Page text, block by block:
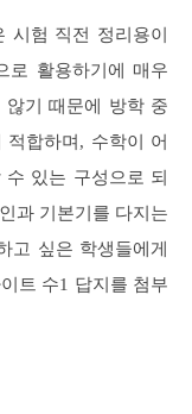
시험 직전 정리용이
로 활용하기에 매우
않기 때문에 방학 중
합하며, 수학이 어
있는 구성으로 되
과 기본기를 다지는
고 싶은 학생들에게
트 수1 답지를 첨부